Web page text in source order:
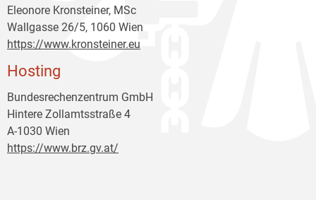
Eleonore Kronsteiner, MSc
Wallgasse 26/5, 1060 Wien
https://www.kronsteiner.eu
Hosting
Bundesrechenzentrum GmbH
Hintere Zollamtsstraße 4
A-1030 Wien
https://www.brz.gv.at/